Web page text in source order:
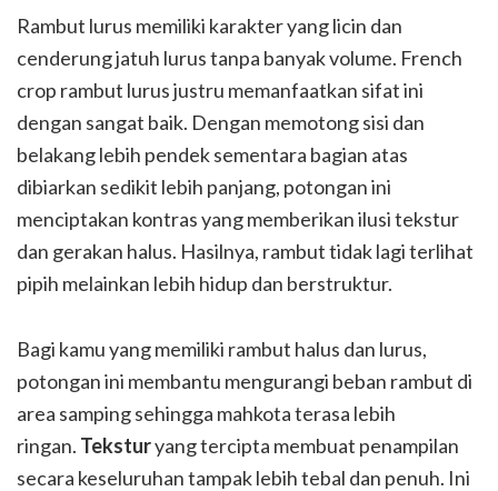
Rambut lurus memiliki karakter yang licin dan
cenderung jatuh lurus tanpa banyak volume. French
crop rambut lurus justru memanfaatkan sifat ini
dengan sangat baik. Dengan memotong sisi dan
belakang lebih pendek sementara bagian atas
dibiarkan sedikit lebih panjang, potongan ini
menciptakan kontras yang memberikan ilusi tekstur
dan gerakan halus. Hasilnya, rambut tidak lagi terlihat
pipih melainkan lebih hidup dan berstruktur.
Bagi kamu yang memiliki rambut halus dan lurus,
potongan ini membantu mengurangi beban rambut di
area samping sehingga mahkota terasa lebih
ringan. Teksturyang tercipta membuat penampilan
secara keseluruhan tampak lebih tebal dan penuh. Ini